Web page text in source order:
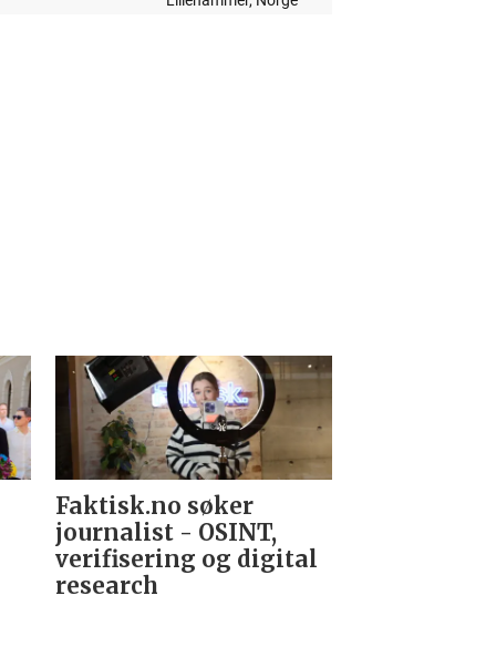
Faktisk.no søker
journalist - OSINT,
verifisering og digital
research­